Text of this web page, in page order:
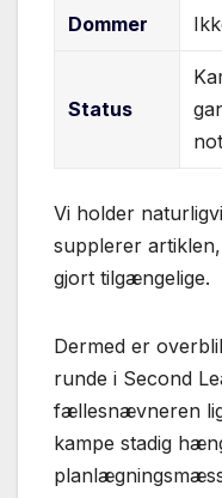
Dommer
Status
Vi holder
supplerer
gjort tilgængelige.
Dermed er
runde i Second
fællesnævneren
kampe stadig